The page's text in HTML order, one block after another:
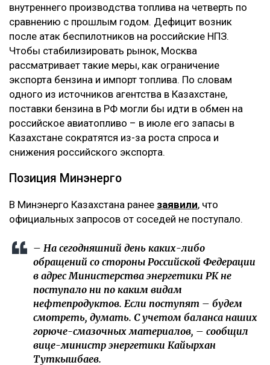
внутреннего производства топлива на четверть по
сравнению с прошлым годом. Дефицит возник
после атак беспилотников на российские НПЗ.
Чтобы стабилизировать рынок, Москва
рассматривает такие меры, как ограничение
экспорта бензина и импорт топлива. По словам
одного из источников агентства в Казахстане,
поставки бензина в РФ могли бы идти в обмен на
российское авиатопливо – в июле его запасы в
Казахстане сократятся из-за роста спроса и
снижения российского экспорта.
‎Позиция Минэнерго
‎В Минэнерго Казахстана ранее заявили, что
официальных запросов от соседей не поступало.
‎– На сегодняшний день каких-либо
обращений со стороны Российской Федерации
в адрес Министерства энергетики РК не
поступало ни по каким видам
нефтепродуктов. Если поступят – будем
смотреть, думать. С учетом баланса наших
горюче-смазочных материалов, – сообщил
вице-министр энергетики Кайырхан
Туткышбаев.